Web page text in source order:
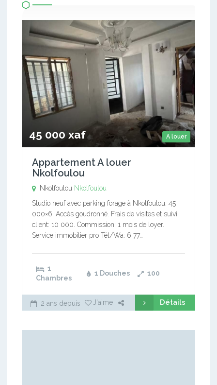
A louer
45 000 xaf
Appartement A louer
Nkolfoulou
Nkolfoulou Nkolfoulou
Studio neuf avec parking forage à Nkolfoulou. 45
000×6. Accès goudronné. Frais de visites et suivi
client: 10 000. Commission: 1 mois de loyer.
Service immobilier pro Tél/Wa: 6 77…
1
Chambres
1 Douches 100
2 ans depuis J'aime Détails